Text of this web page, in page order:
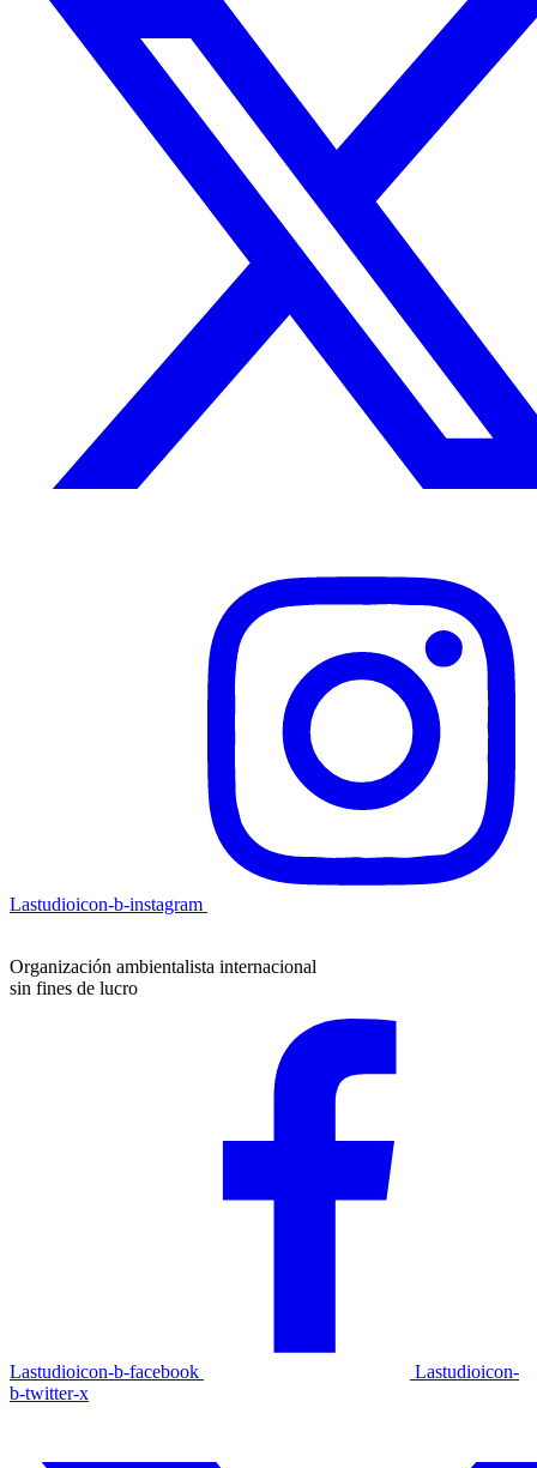
Lastudioicon-b-instagram
Organización ambientalista internacional
sin fines de lucro
Lastudioicon-b-facebook
Lastudioicon-
b-twitter-x